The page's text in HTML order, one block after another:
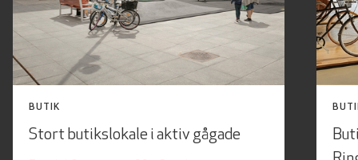
BUTIK
Stort butikslokale i aktiv gågade